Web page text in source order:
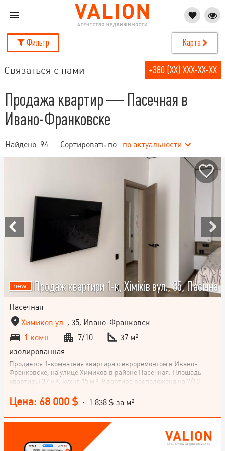
Фильтр Карта
Связаться с нами +380 (XX) XXX-XX-XX
Продажа квартир — Пасечная в
Ивано-Франковске
Найдено: 94 Сортировать по: по актуальности
Продаж квартири 1-к, Хіміків вул., 35, Пасічна
Пасечная
Химиков ул. , 35, Ивано-Франковск
1 комн.
7/10
37 м²
изолированная
Продается 1-комнатная квартира с евроремонтом в Ивано-
Франковске, на улице Химиков в районе Пасечная. Площадь
квартиры 37 м ², кухня 15 м ². Квартира расположена на 7/10
Не упускайте возможности приобрести эту уютную квартиру с
качественным ремонтом в удобном районе города!
Цена: 68 000 $ · 1 838 $ за м²